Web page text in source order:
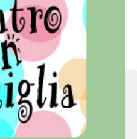
famiglia
di teatro concepita
del teatro all’intera